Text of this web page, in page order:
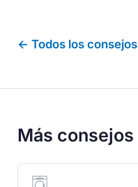
← Todos los consejos
Más consejos